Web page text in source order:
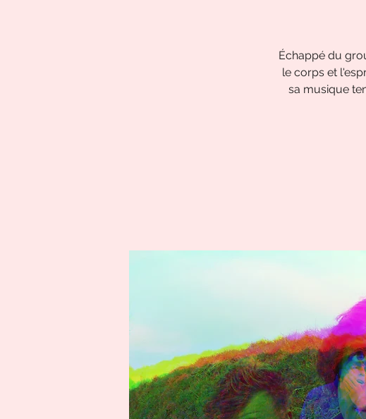
Échappé du
le corps et
sa musique